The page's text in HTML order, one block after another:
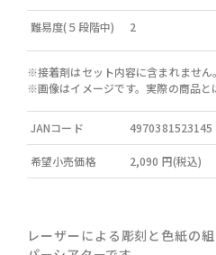
難易度(５段階中) 2
※接着剤はセット内容に含まれません。
※画像はイメージです。実際の商品と
JANコード 4970381523145
希望小売価格 2,090 円(税込)
レーザーによる彫刻と色紙の